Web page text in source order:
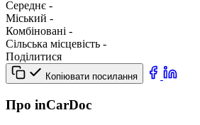
Середнє -
Міський -
Комбіновані -
Сільська місцевість -
Поділитися
Копіювати посилання
Про inCarDoc